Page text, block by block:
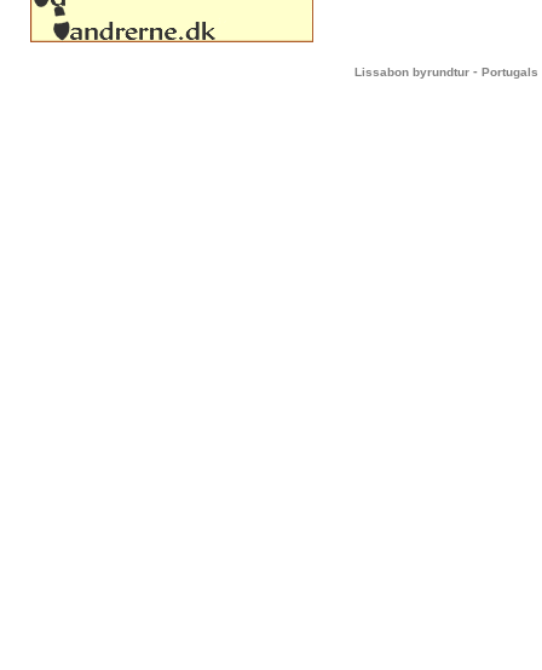
Lissabon byrundtur - Portugals